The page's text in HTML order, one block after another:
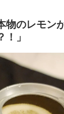
物のレモン
」